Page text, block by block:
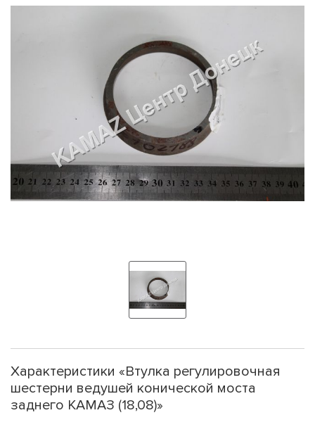
Характеристики «Втулка регулировочная
шестерни ведушей конической моста
заднего КАМАЗ (18,08)»